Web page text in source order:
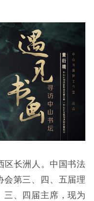
区长洲人。中国书法
会第三、四、五届理
三、四届主席，现为